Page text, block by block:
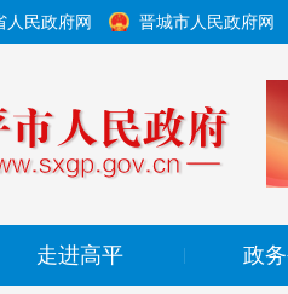
人民政府网 晋城市人民政府网
走进高平 政